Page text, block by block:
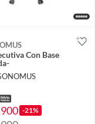
Con Base
-21%